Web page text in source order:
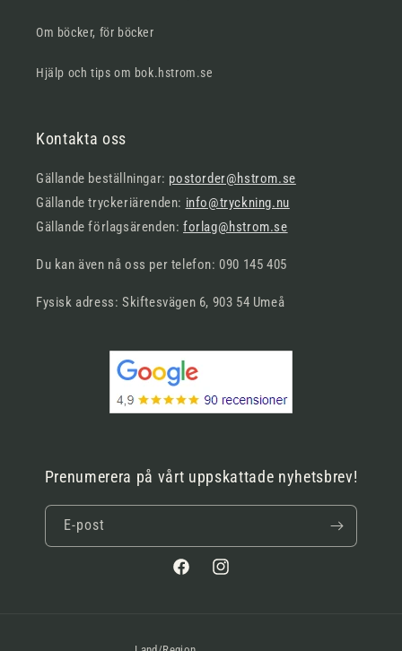
Om böcker, för böcker
Hjälp och tips om bok.hstrom.se
Kontakta oss
Gällande beställningar: postorder@hstrom.se
Gällande tryckeriärenden: info@tryckning.nu
Gällande förlagsärenden:forlag@hstrom.se
Du kan även nå oss per telefon: 090 145 405
Fysisk adress: Skiftesvägen 6, 903 54 Umeå
Prenumerera på vårt uppskattade nyhetsbrev!
E-post
FacebookInstagram